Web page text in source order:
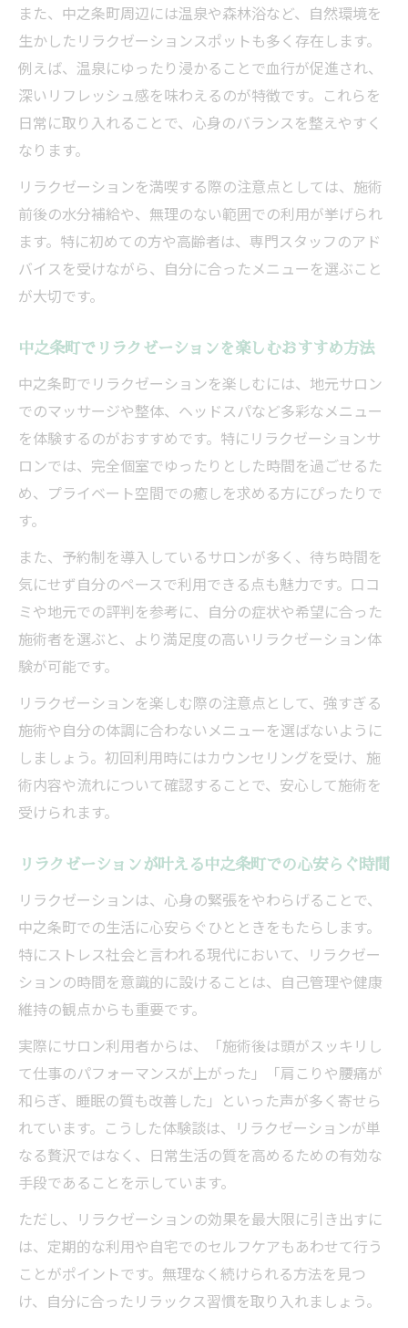
また、中之条町周辺には温泉や森林浴など、自然環境を
生かしたリラクゼーションスポットも多く存在します。
例えば、温泉にゆったり浸かることで血行が促進され、
深いリフレッシュ感を味わえるのが特徴です。これらを
日常に取り入れることで、心身のバランスを整えやすく
なります。
リラクゼーションを満喫する際の注意点としては、施術
前後の水分補給や、無理のない範囲での利用が挙げられ
ます。特に初めての方や高齢者は、専門スタッフのアド
バイスを受けながら、自分に合ったメニューを選ぶこと
が大切です。
中之条町でリラクゼーションを楽しむおすすめ方法
中之条町でリラクゼーションを楽しむには、地元サロン
でのマッサージや整体、ヘッドスパなど多彩なメニュー
を体験するのがおすすめです。特にリラクゼーションサ
ロンでは、完全個室でゆったりとした時間を過ごせるた
め、プライベート空間での癒しを求める方にぴったりで
す。
また、予約制を導入しているサロンが多く、待ち時間を
気にせず自分のペースで利用できる点も魅力です。口コ
ミや地元での評判を参考に、自分の症状や希望に合った
施術者を選ぶと、より満足度の高いリラクゼーション体
験が可能です。
リラクゼーションを楽しむ際の注意点として、強すぎる
施術や自分の体調に合わないメニューを選ばないように
しましょう。初回利用時にはカウンセリングを受け、施
術内容や流れについて確認することで、安心して施術を
受けられます。
リラクゼーションが叶える中之条町での心安らぐ時間
リラクゼーションは、心身の緊張をやわらげることで、
中之条町での生活に心安らぐひとときをもたらします。
特にストレス社会と言われる現代において、リラクゼー
ションの時間を意識的に設けることは、自己管理や健康
維持の観点からも重要です。
実際にサロン利用者からは、「施術後は頭がスッキリし
て仕事のパフォーマンスが上がった」「肩こりや腰痛が
和らぎ、睡眠の質も改善した」といった声が多く寄せら
れています。こうした体験談は、リラクゼーションが単
なる贅沢ではなく、日常生活の質を高めるための有効な
手段であることを示しています。
ただし、リラクゼーションの効果を最大限に引き出すに
は、定期的な利用や自宅でのセルフケアもあわせて行う
ことがポイントです。無理なく続けられる方法を見つ
け、自分に合ったリラックス習慣を取り入れましょう。